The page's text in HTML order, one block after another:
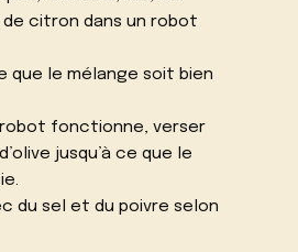
citron dans un robot
que le mélange soit bien
robot fonctionne, verser
jusqu’à ce que le
du sel et du poivre selon